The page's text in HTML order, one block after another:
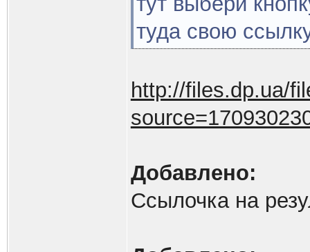
туда свою
http://files.dp.ua/
Добавлено:
Ссылочка на